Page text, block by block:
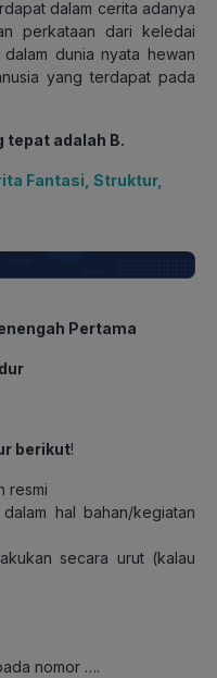
dalam cerita adanya
perkataan dari keledai
dunia nyata hewan
yang terdapat pada
tepat adalah B.
Fantasi, Struktur,
Pertama
berikut!
resmi
hal bahan/kegiatan
secara urut (kalau
nomor ….